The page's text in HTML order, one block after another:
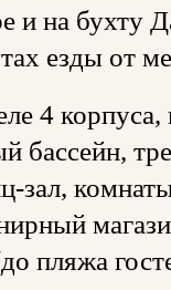
и на бухту
езды от
4
бассейн,
зал,
пляжа